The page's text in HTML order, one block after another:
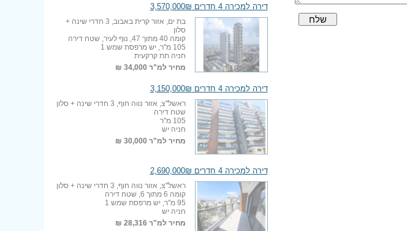
שלח
דירה למכירה 4 חדרים 3,570,000₪
בת ים, אזור קרית באבוב, 3 חדרי שינה +
סלון
קומה 40 מתוך 47, נוף לעיר, שטח דירה
105 מ"ר, יש מרפסת שמש 1
חניה תת קרקעית
מחיר למ"ר 34,000 ₪
דירה למכירה 4 חדרים 3,150,000₪
ראשל"צ, אזור נווה חוף, 3 חדרי שינה + סלון
שטח דירה
105 מ"ר
חניה יש
מחיר למ"ר 30,000 ₪
דירה למכירה 4 חדרים 2,690,000₪
ראשל"צ, אזור נווה חוף, 3 חדרי שינה + סלון
קומה 6 מתוך 6, שטח דירה
95 מ"ר, יש מרפסת שמש 1
חניה יש
מחיר למ"ר 28,316 ₪